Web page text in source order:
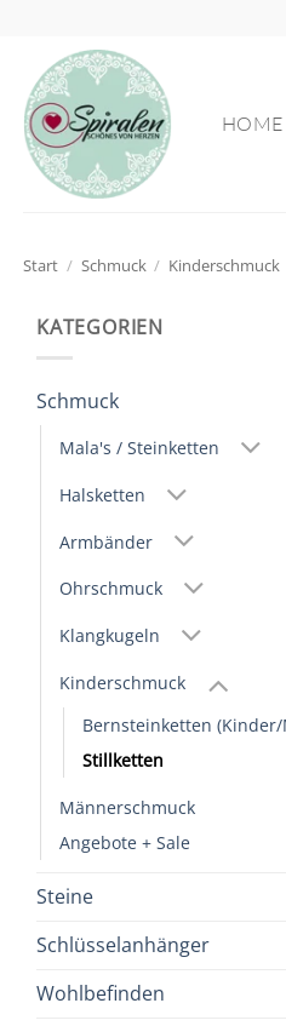
springen
HOME
Start / Schmuck / Kinderschmuck
KATEGORIEN
Schmuck
Mala's / Steinketten
Halsketten
Armbänder
Ohrschmuck
Klangkugeln
Kinderschmuck
Bernsteinketten
Stillketten
Männerschmuck
Angebote + Sale
Steine
Schlüsselanhänger
Wohlbefinden